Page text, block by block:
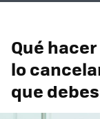
Qué
lo
que